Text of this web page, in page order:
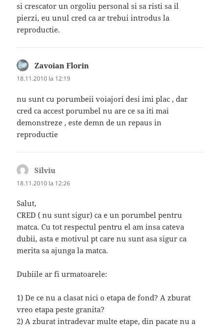
si crescator un orgoliu personal si sa risti sa il
pierzi, eu unul cred ca ar trebui introdus la
reproductie.
Zavoian Florin
18.11.2010 la 12:19
nu sunt cu porumbeii voiajori desi imi plac , dar
cred ca accest porumbel nu are ce sa iti mai
demonstreze , este demn de un repaus in
reproductie
Silviu
18.11.2010 la 12:26
Salut,
CRED ( nu sunt sigur) ca e un porumbel pentru
matca. Cu tot respectul pentru el am insa cateva
dubii, asta e motivul pt care nu sunt asa sigur ca
merita sa ajunga la matca.
Dubiile ar fi urmatoarele:
1) De ce nu a clasat nici o etapa de fond? A zburat
vreo etapa peste granita?
2) A zburat intradevar multe etape, din pacate nu a